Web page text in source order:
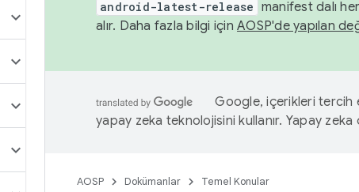
android-latest-release manifest dalı
alır. Daha fazla bilgi için AOSP'de yapılan
Google, içerikleri tercih
yapay zeka teknolojisini kullanır. Yapay
AOSP Dokümanlar Temel Konular